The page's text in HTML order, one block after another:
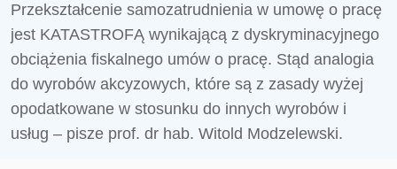
Przekształcenie samozatrudnienia w umowę o pracę
jest KATASTROFĄ wynikającą z dyskryminacyjnego
obciążenia fiskalnego umów o pracę. Stąd analogia
do wyrobów akcyzowych, które są z zasady wyżej
opodatkowane w stosunku do innych wyrobów i
usług – pisze prof. dr hab. Witold Modzelewski.